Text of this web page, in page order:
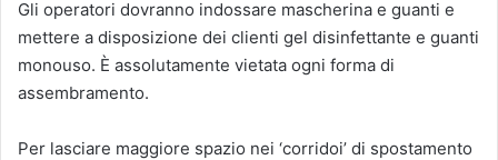
Gli operatori dovranno indossare mascherina e guanti e
mettere a disposizione dei clienti gel disinfettante e guanti
monouso. È assolutamente vietata ogni forma di
assembramento.
Per lasciare maggiore spazio nei ‘corridoi’ di spostamento